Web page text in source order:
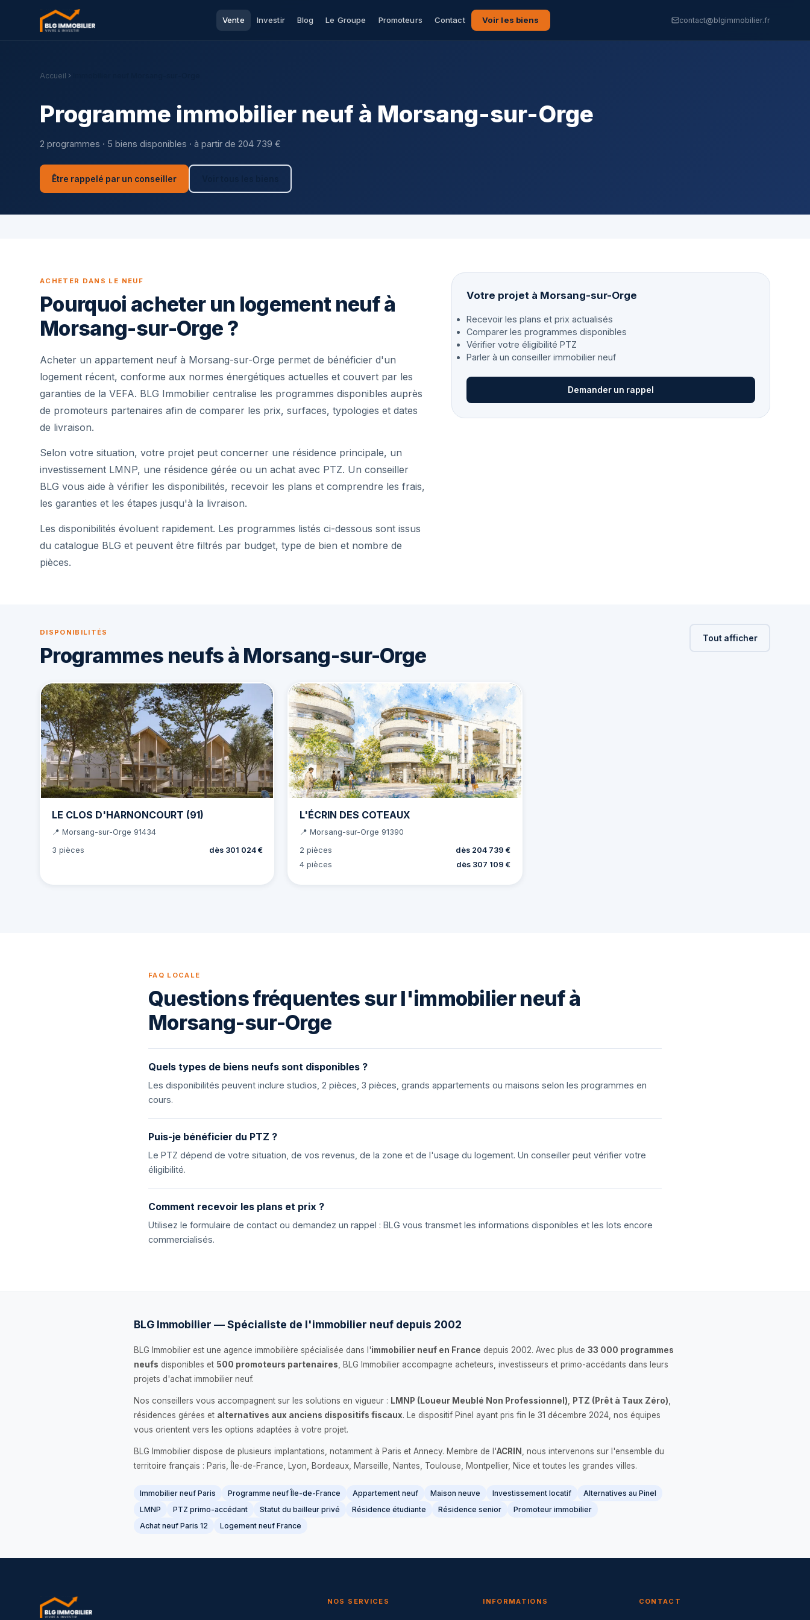
Vente Investir Blog Le Groupe Promoteurs Contact Voir les biens contact@blgimmobilier.fr
Accueil
Programme immobilier neuf à Morsang-sur-Orge
2 programmes · 5 biens disponibles · à partir de 204 739 €
Être rappelé par un conseiller
ACHETER DANS LE NEUF
Pourquoi acheter un logement neuf à
Morsang-sur-Orge ?
Acheter un appartement neuf à Morsang-sur-Orge permet de bénéficier d'un
logement récent, conforme aux normes énergétiques actuelles et couvert par les
garanties de la VEFA. BLG Immobilier centralise les programmes disponibles auprès
de promoteurs partenaires afin de comparer les prix, surfaces, typologies et dates
de livraison.
Selon votre situation, votre projet peut concerner une résidence principale, un
investissement LMNP, une résidence gérée ou un achat avec PTZ. Un conseiller
BLG vous aide à vérifier les disponibilités, recevoir les plans et comprendre les frais,
les garanties et les étapes jusqu'à la livraison.
Les disponibilités évoluent rapidement. Les programmes listés ci-dessous sont issus
du catalogue BLG et peuvent être filtrés par budget, type de bien et nombre de
pièces.
Votre projet à Morsang-sur-Orge
Recevoir les plans et prix actualisés
Comparer les programmes disponibles
Vérifier votre éligibilité PTZ
Parler à un conseiller immobilier neuf
Demander un rappel
DISPONIBILITÉS
Programmes neufs à Morsang-sur-Orge
Tout afficher
LE CLOS D'HARNONCOURT (91)
📍 Morsang-sur-Orge 91434
3 pièces
dès 301 024 €
L'ÉCRIN DES COTEAUX
📍 Morsang-sur-Orge 91390
2 pièces
dès 204 739 €
4 pièces
dès 307 109 €
FAQ LOCALE
Questions fréquentes sur l'immobilier neuf à
Morsang-sur-Orge
Quels types de biens neufs sont disponibles ?
Les disponibilités peuvent inclure studios, 2 pièces, 3 pièces, grands appartements ou maisons selon les programmes en
cours.
Puis-je bénéficier du PTZ ?
Le PTZ dépend de votre situation, de vos revenus, de la zone et de l'usage du logement. Un conseiller peut vérifier votre
éligibilité.
Comment recevoir les plans et prix ?
Utilisez le formulaire de contact ou demandez un rappel : BLG vous transmet les informations disponibles et les lots encore
commercialisés.
BLG Immobilier — Spécialiste de l'immobilier neuf depuis 2002
BLG Immobilier est une agence immobilière spécialisée dans l'immobilier neuf en France depuis 2002. Avec plus de 33 000 programmes
neufs disponibles et 500 promoteurs partenaires , BLG Immobilier accompagne acheteurs, investisseurs et primo-accédants dans leurs
projets d'achat immobilier neuf.
Nos conseillers vous accompagnent sur les solutions en vigueur : LMNP (Loueur Meublé Non Professionnel) PTZ (Prêt à Taux Zéro)
résidences gérées et alternatives aux anciens dispositifs fiscaux. Le dispositif Pinel ayant pris fin le 31 décembre 2024, nos équipes
vous orientent vers les options adaptées à votre projet.
BLG Immobilier dispose de plusieurs implantations, notamment à Paris et Annecy. Membre de l'ACRIN
, nous intervenons sur l'ensemble du
territoire français : Paris, Île-de-France, Lyon, Bordeaux, Marseille, Nantes, Toulouse, Montpellier, Nice et toutes les grandes villes.
Immobilier neuf Paris Programme neuf Île-de-France Appartement neuf Maison neuve Investissement locatif
Alternatives au Pinel
LMNP
PTZ primo-accédant Statut du bailleur privé Résidence étudiante Résidence senior
Promoteur immobilier
Achat neuf Paris 12
Logement neuf France
NOS SERVICES INFORMATIONS CONTACT